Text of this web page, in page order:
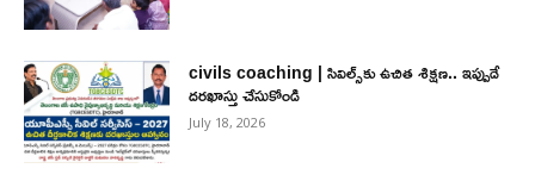
civils coaching | సివిల్స్‌కు ఉచిత శిక్ష‌ణ.. ఇప్పుడే
ద‌ర‌ఖాస్తు చేసుకోండి
July 18, 2026